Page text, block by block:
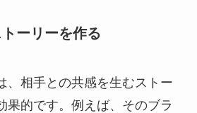
ーリーを作る
、相手との共感を生むストー
果的です。例えば、そのブラ